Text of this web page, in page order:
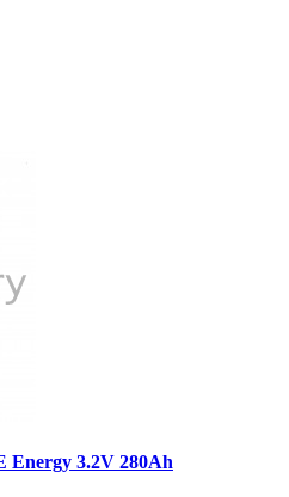
Energy 3.2V 280Ah